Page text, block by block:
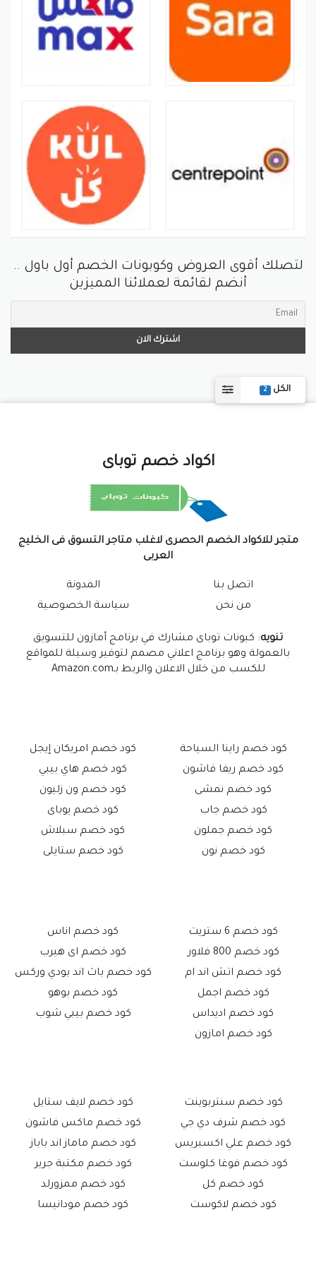
الكل 2
الخصومات الحصرية
لتصلك أقوى العروض وكوبونات الخصم أول باول ..
أنضم لقائمة لعملائنا المميزين
اكواد خصم توباى
متجر للاكواد الخصم الحصرى لاغلب متاجر التسوق فى الخليج
العربى
اتصل بنا
من نحن
المدونة
سياسة الخصوصية
تنويه: كبونات توباى مشارك في برنامج أمازون للتسويق
بالعمولة وهو برنامج اعلاني مصمم لتوفير وسيلة للمواقع
للكسب من خلال الاعلان والربط بـAmazon.com
كود خصم راينا السياحة
كود خصم ريفا فاشون
كود خصم نمشى
كود خصم جاب
كود خصم جملون
كود خصم نون
كود خصم امريكان إيجل
كود خصم هاي بيبي
كود خصم ون زليون
كود خصم يوباى
كود خصم سبلاش
كود خصم ستايلى
كود خصم 6 ستريت
كود خصم 800 فلاور
كود خصم اتش اند ام
كود خصم اجمل
كود خصم اديداس
كود خصم امازون
كود خصم اناس
كود خصم اى هيرب
كود خصم باث اند بودي وركس
كود خصم بوهو
كود خصم بيبي شوب
كود خصم سنتربوينت
كود خصم شرف دي جي
كود خصم علي اكسبريس
كود خصم فوغا كلوست
كود خصم كل
كود خصم لاكوست
كود خصم لايف ستايل
كود خصم ماكس فاشون
كود خصم ماماز اند باباز
كود خصم مكتبة جرير
كود خصم ممزورلد
كود خصم مودانيسا